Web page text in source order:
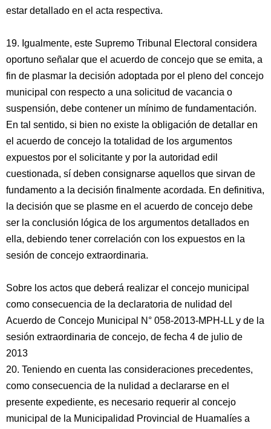
estar detallado en el acta respectiva.
19. Igualmente, este Supremo Tribunal Electoral considera
oportuno señalar que el acuerdo de concejo que se emita, a
fin de plasmar la decisión adoptada por el pleno del concejo
municipal con respecto a una solicitud de vacancia o
suspensión, debe contener un mínimo de fundamentación.
En tal sentido, si bien no existe la obligación de detallar en
el acuerdo de concejo la totalidad de los argumentos
expuestos por el solicitante y por la autoridad edil
cuestionada, sí deben consignarse aquellos que sirvan de
fundamento a la decisión finalmente acordada. En definitiva,
la decisión que se plasme en el acuerdo de concejo debe
ser la conclusión lógica de los argumentos detallados en
ella, debiendo tener correlación con los expuestos en la
sesión de concejo extraordinaria.
Sobre los actos que deberá realizar el concejo municipal
como consecuencia de la declaratoria de nulidad del
Acuerdo de Concejo Municipal N° 058-2013-MPH-LL y de la
sesión extraordinaria de concejo, de fecha 4 de julio de
2013
20. Teniendo en cuenta las consideraciones precedentes,
como consecuencia de la nulidad a declararse en el
presente expediente, es necesario requerir al concejo
municipal de la Municipalidad Provincial de Huamalíes a